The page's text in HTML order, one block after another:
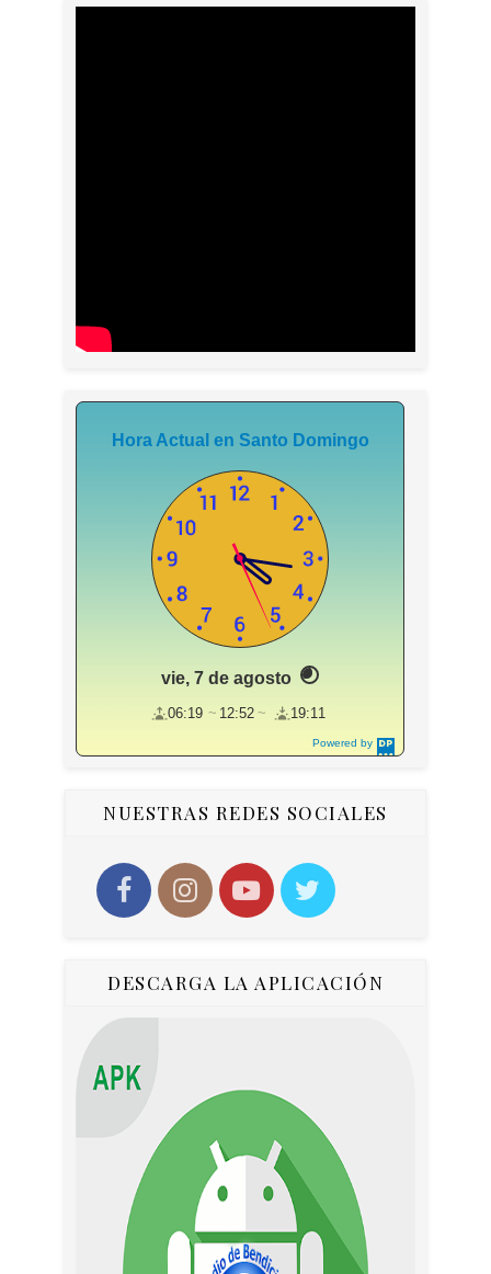
Powered by
DaysPedia.c
Hora Actual en Santo Domingo
vie, 7 de agosto
06:19 12:52 19:11
NUESTRAS REDES SOCIALES
DESCARGA LA APLICACIÓN